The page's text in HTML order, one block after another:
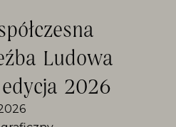
Ludowa
2026